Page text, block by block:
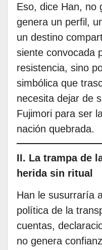
Eso, dice Han, no
genera un perfil,
un destino
siente convocada
resistencia, sino
simbólica que
necesita dejar de
Fujimori para ser
nación quebrada.
II. La trampa de
herida sin ritual
Han le susurraría
política de la
cuentas,
no genera